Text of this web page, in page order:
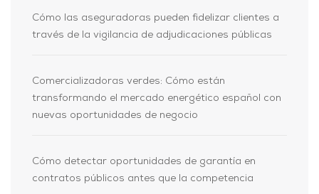
Cómo las aseguradoras pueden fidelizar clientes a
través de la vigilancia de adjudicaciones públicas
Comercializadoras verdes: Cómo están
transformando el mercado energético español con
nuevas oportunidades de negocio
Cómo detectar oportunidades de garantía en
contratos públicos antes que la competencia